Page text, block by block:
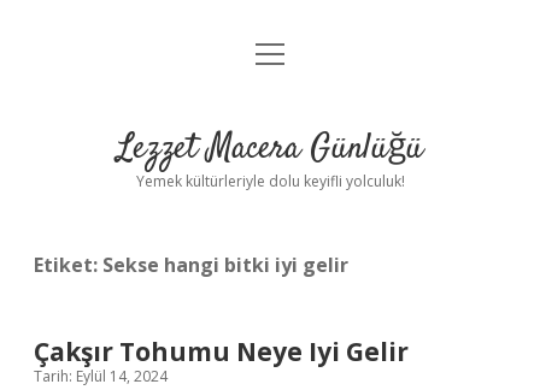
Anasayfa
Yasal Uyarı
menüyü
Lezzet Macera Günlüğü
Yemek kültürleriyle dolu keyifli yolculuk!
Etiket: Sekse hangi bitki iyi gelir
Çakşır Tohumu Neye Iyi Gelir
Tarih: Eylül 14, 2024